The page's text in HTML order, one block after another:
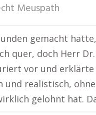
Meuspath
gemacht
quer, doch Herr
vor und erklärte
realistisch,
gelohnt hat.